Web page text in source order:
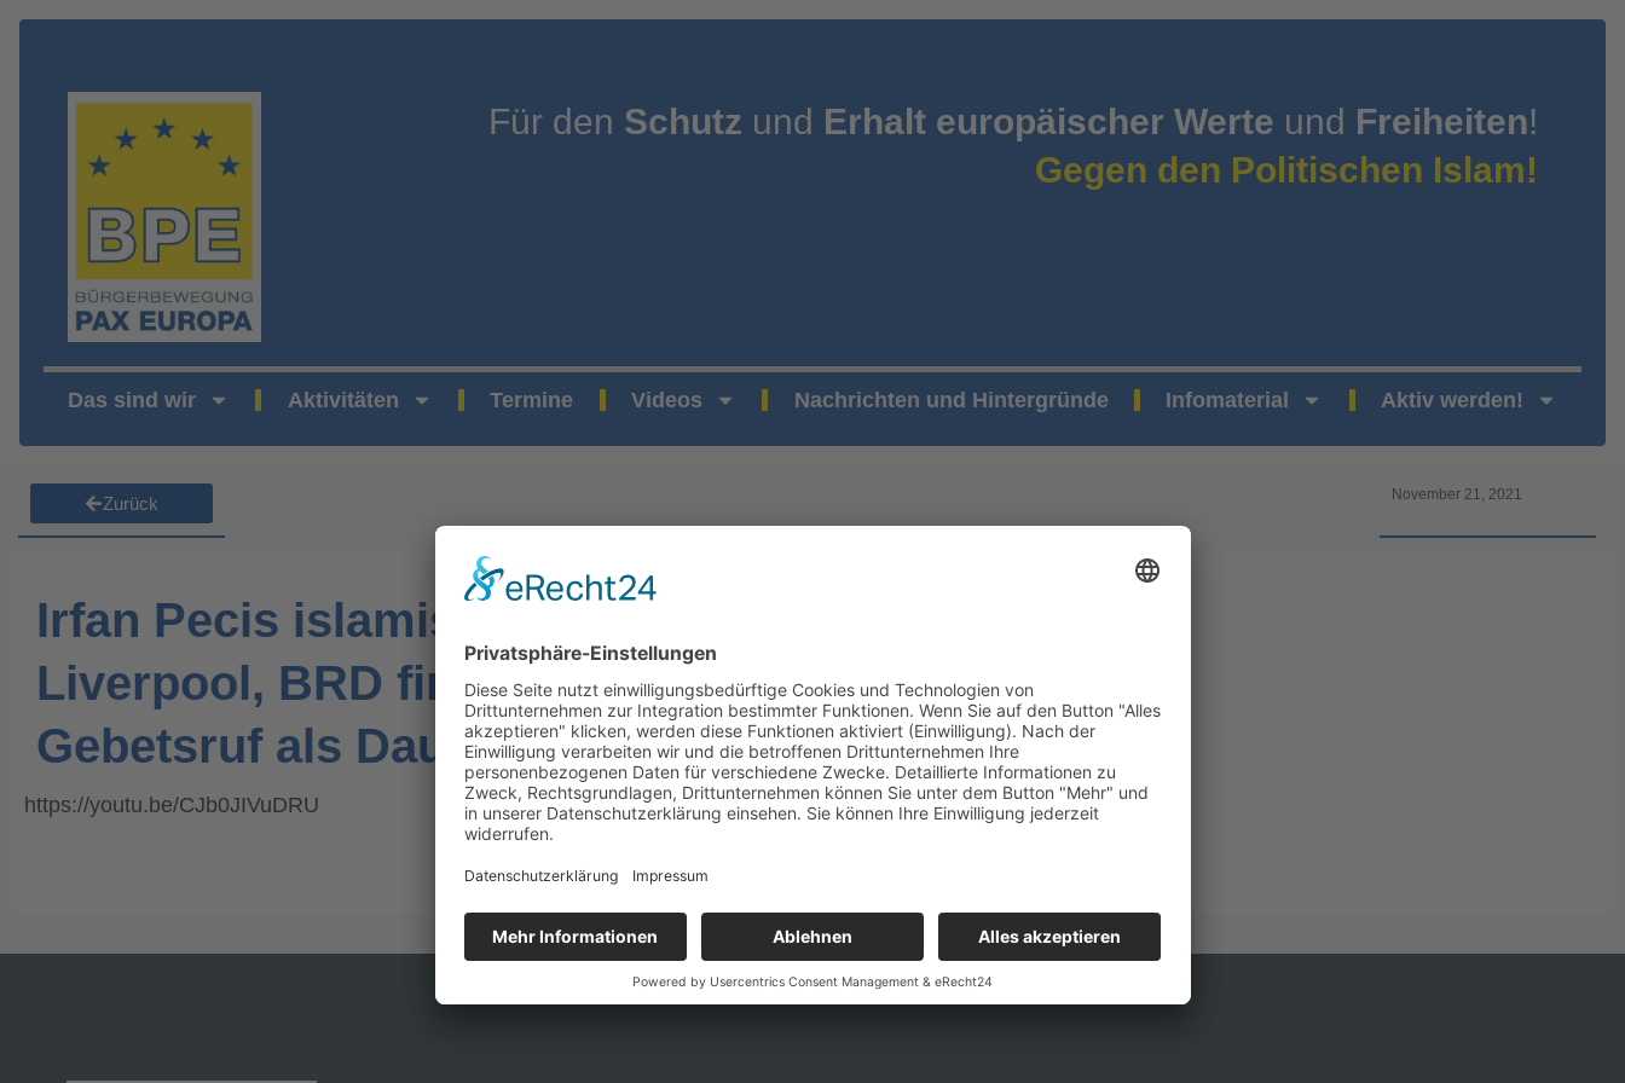
Für den Schutz und Erhalt europäischer Werte und Freiheiten!
Gegen den Politischen Islam!
Das sind wir Aktivitäten Termine Videos Nachrichten und Hintergründe Infomaterial Aktiv werden!
Zurück November 21, 2021
Irfan Pecis islamische Woche: Anschlag
Liverpool, BRD finanziert Taliban-Schulen,
Gebetsruf als Dauerzustand
https://youtu.be/CJb0JIVuDRU